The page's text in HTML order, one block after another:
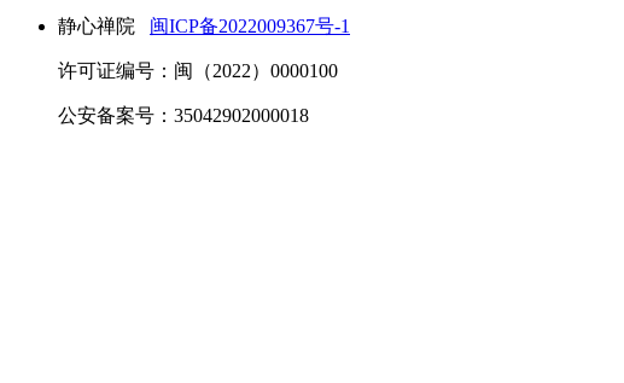
静心禅院 闽ICP备2022009367号-1
许可证编号：闽（2022）0000100
公安备案号：35042902000018